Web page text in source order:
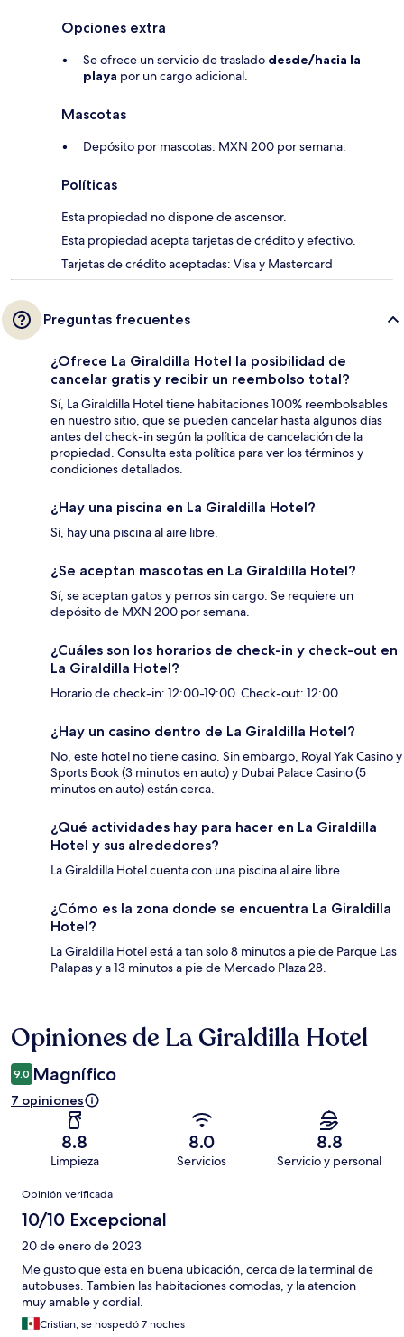
Opciones extra
Se ofrece un servicio de traslado desde/hacia la
playa por un cargo adicional.
Mascotas
Depósito por mascotas: MXN 200 por semana.
Políticas
Esta propiedad no dispone de ascensor.
Esta propiedad acepta tarjetas de crédito y efectivo.
Tarjetas de crédito aceptadas: Visa y Mastercard
Preguntas frecuentes
¿Ofrece La Giraldilla Hotel la posibilidad de
cancelar gratis y recibir un reembolso total?
Sí, La Giraldilla Hotel tiene habitaciones 100% reembolsables
en nuestro sitio, que se pueden cancelar hasta algunos días
antes del check-in según la política de cancelación de la
propiedad. Consulta esta política para ver los términos y
condiciones detallados.
¿Hay una piscina en La Giraldilla Hotel?
Sí, hay una piscina al aire libre.
¿Se aceptan mascotas en La Giraldilla Hotel?
Sí, se aceptan gatos y perros sin cargo. Se requiere un
depósito de MXN 200 por semana.
¿Cuáles son los horarios de check-in y check-out en
La Giraldilla Hotel?
Horario de check-in: 12:00-19:00. Check-out: 12:00.
¿Hay un casino dentro de La Giraldilla Hotel?
No, este hotel no tiene casino. Sin embargo, Royal Yak Casino y
Sports Book (3 minutos en auto) y Dubai Palace Casino (5
minutos en auto) están cerca.
¿Qué actividades hay para hacer en La Giraldilla
Hotel y sus alrededores?
La Giraldilla Hotel cuenta con una piscina al aire libre.
¿Cómo es la zona donde se encuentra La Giraldilla
Hotel?
La Giraldilla Hotel está a tan solo 8 minutos a pie de Parque Las
Palapas y a 13 minutos a pie de Mercado Plaza 28.
Opiniones
Opiniones de La Giraldilla Hotel
9.0 Magnífico
7 opiniones
8.8
Limpieza
8.0
Servicios
8.8
Servicio y personal
Opiniones
Opinión verificada
10/10 Excepcional
20 de enero de 2023
Me gusto que esta en buena ubicación, cerca de la terminal de
autobuses. Tambien las habitaciones comodas, y la atencion
muy amable y cordial.
Cristian, se hospedó 7 noches